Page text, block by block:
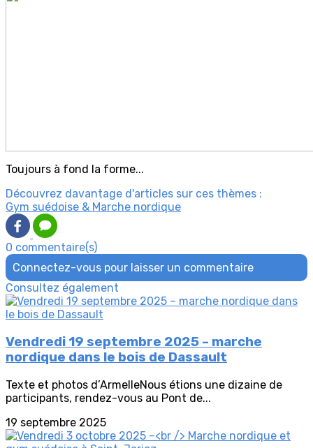
Toujours à fond la forme...
Découvrez davantage d'articles sur ces thèmes :
Gym suédoise & Marche nordique
0 commentaire(s)
Connectez-vous pour laisser un commentaire
Consultez également
Vendredi 19 septembre 2025 – marche
nordique dans le bois de Dassault
Texte et photos d’ArmelleNous étions une dizaine de
participants, rendez-vous au Pont de...
19 septembre 2025